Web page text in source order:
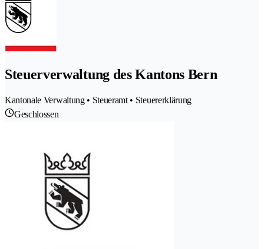
Steuerverwaltung des Kantons Bern
Kantonale Verwaltung • Steueramt • Steuererklärung
Geschlossen